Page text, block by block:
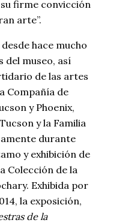
firme convicción
arte”.
hace mucho
del museo, así
de las artes
Compañía de
y Phoenix,
y la Familia
durante
y exhibición de
Colección de la
Exhibida por
la exposición,
de la